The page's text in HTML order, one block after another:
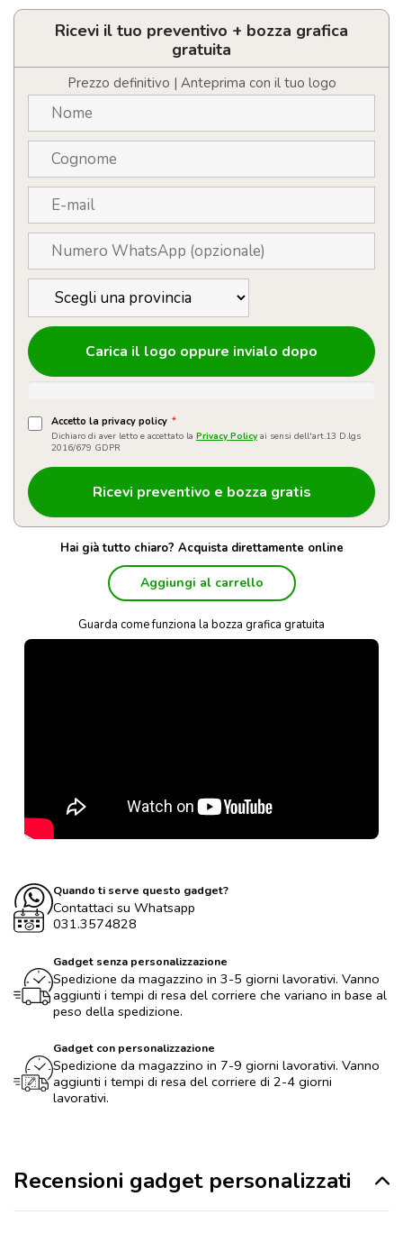
in
metalloRicevi il tuo preventivo + bozza grafica
gratuita
Prezzo definitivo | Anteprima con il tuo logo
Carica il logo oppure invialo dopo
Accetto la privacy policy *
Dichiaro di aver letto e accettato la Privacy Policy ai sensi dell'art.13 D.lgs
2016/679 GDPR
Hai già tutto chiaro? Acquista direttamente online
Aggiungi al carrello
Guarda come funziona la bozza grafica gratuita
Quando ti serve questo gadget?
Contattaci su Whatsapp
031.3574828
Gadget senza personalizzazione
Spedizione da magazzino in 3-5 giorni lavorativi. Vanno
aggiunti i tempi di resa del corriere che variano in base al
peso della spedizione.
Gadget con personalizzazione
Spedizione da magazzino in 7-9 giorni lavorativi. Vanno
aggiunti i tempi di resa del corriere di 2-4 giorni
lavorativi.
Recensioni gadget personalizzati